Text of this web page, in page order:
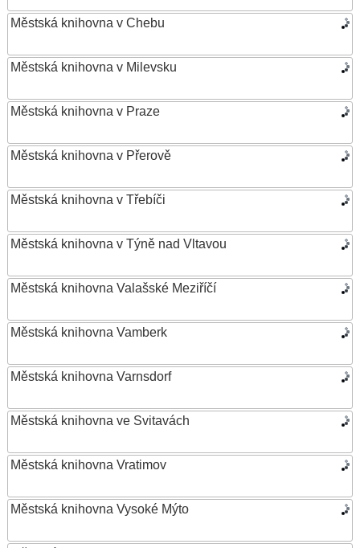
Městská knihovna v Chebu
Městská knihovna v Milevsku
Městská knihovna v Praze
Městská knihovna v Přerově
Městská knihovna v Třebíči
Městská knihovna v Týně nad Vltavou
Městská knihovna Valašské Meziříčí
Městská knihovna Vamberk
Městská knihovna Varnsdorf
Městská knihovna ve Svitavách
Městská knihovna Vratimov
Městská knihovna Vysoké Mýto